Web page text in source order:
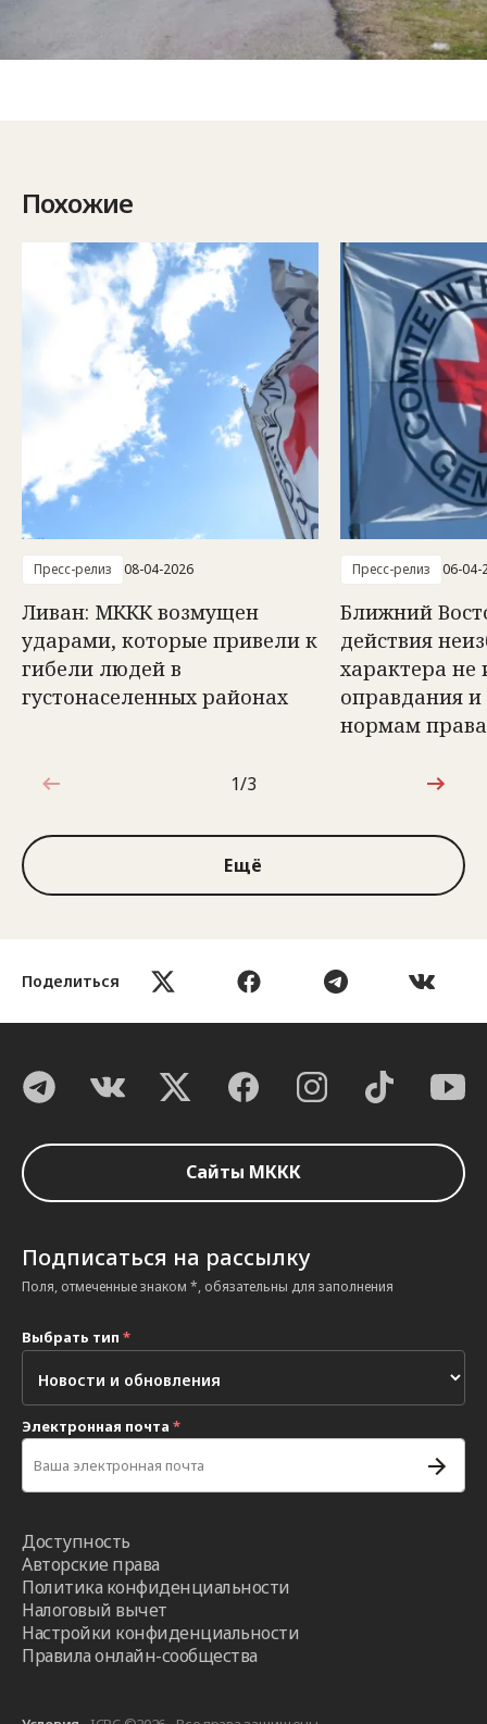
Поделиться
Похожие
Пресс-релиз 08-04-2026
Ливан: МККК возмущен
ударами, которые привели к
гибели людей в
густонаселенных районах
Пресс-релиз 06-04-
Ближний
действия
характера не
оправдания
нормам права
1 из 3
1/3
Ещё
Сайты МККК
Подписаться на рассылку
Поля, отмеченные знаком *, обязательны для заполнения
Выбрать тип *
Электронная почта *
Доступность
Авторские права
Политика конфиденциальности
Налоговый вычет
Настройки конфиденциальности
Правила онлайн-сообщества